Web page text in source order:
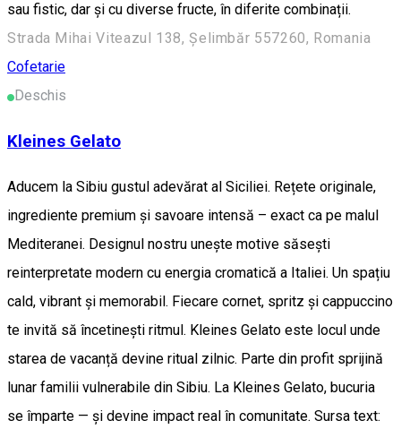
sau fistic, dar și cu diverse fructe, în diferite combinații.
Strada Mihai Viteazul 138, Șelimbăr 557260, Romania
Cofetarie
Deschis
Kleines Gelato
Aducem la Sibiu gustul adevărat al Siciliei. Rețete originale,
ingrediente premium și savoare intensă – exact ca pe malul
Mediteranei. Designul nostru unește motive săsești
reinterpretate modern cu energia cromatică a Italiei. Un spațiu
cald, vibrant și memorabil. Fiecare cornet, spritz și cappuccino
te invită să încetinești ritmul. Kleines Gelato este locul unde
starea de vacanță devine ritual zilnic. Parte din profit sprijină
lunar familii vulnerabile din Sibiu. La Kleines Gelato, bucuria
se împarte — și devine impact real în comunitate. Sursa text: